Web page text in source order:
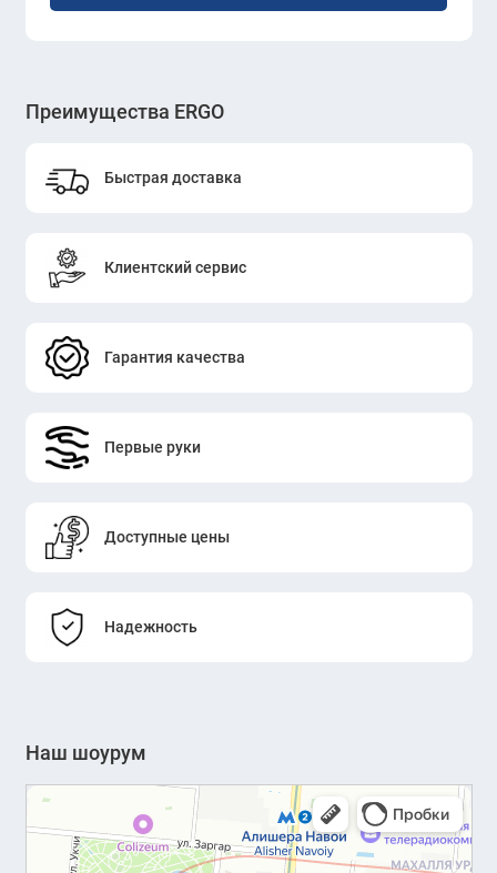
Преимущества ERGO
Быстрая доставка
Клиентский сервис
Гарантия качества
Первые руки
Доступные цены
Надежность
Наш шоурум